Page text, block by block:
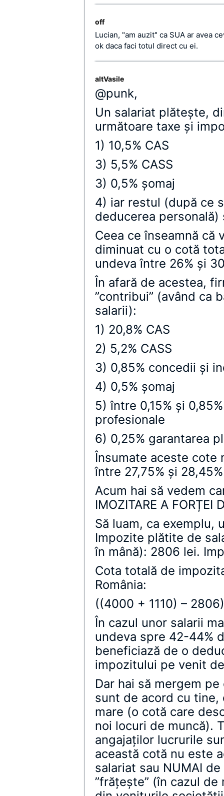
off
Lucian, "am auzit" ca SUA ar avea
ok daca faci totul direct cu ei.
altVasile
@punk,
Un salariat plăteşte,
următoare taxe şi
1) 10,5% CAS
3) 5,5% CASS
3) 0,5% şomaj
4) iar restul (după ce
deducerea personală)
Ceea ce înseamnă că
diminuat cu o cotă
undeva între 26% şi
În afară de acestea,
”contribui” (având ca
salarii):
1) 20,8% CAS
2) 5,2% CASS
3) 0,85% concedii şi
4) 0,5% şomaj
5) între 0,15% şi
profesionale
6) 0,25% garantarea
Însumate aceste cote
între 27,75% şi
Acum hai să vedem
IMOZITARE A FORȚEI
Să luam, ca exemplu,
Impozite plătite de
în mână): 2806 lei.
Cota totală de
România:
((4000 + 1110) –
În cazul unor salarii
undeva spre 42-44%
beneficiază de o
impozitului pe venit
Dar hai să mergem
sunt de acord cu
mare (o cotă care
noi locuri de muncă).
angajaţilor lucrurile
această cotă nu este
salariat sau NUMAI
”frăţeşte” (în cazul de